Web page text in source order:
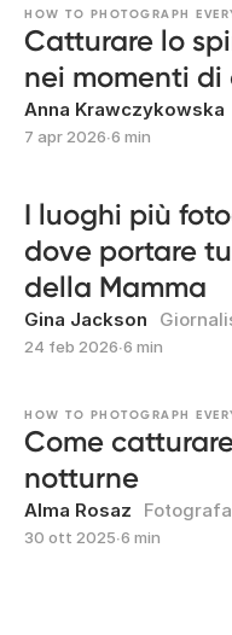
HOW TO PHOTOGRAPH
Catturare lo
nei momenti
Anna Krawczykowska
7 apr 2026∙6 min
I luoghi più
dove portare
della Mamma
Gina Jackson
24 feb 2026∙6 min
HOW TO PHOTOGRAPH
Come
notturne
Alma Rosaz Fotografa
30 ott 2025∙6 min